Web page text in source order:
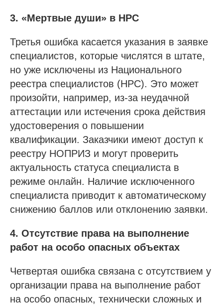
3. «Мертвые души» в НРС
Третья ошибка касается указания в заявке
специалистов, которые числятся в штате,
но уже исключены из Национального
реестра специалистов (НРС). Это может
произойти, например, из-за неудачной
аттестации или истечения срока действия
удостоверения о повышении
квалификации. Заказчики имеют доступ к
реестру НОПРИЗ и могут проверить
актуальность статуса специалиста в
режиме онлайн. Наличие исключенного
специалиста приводит к автоматическому
снижению баллов или отклонению заявки.
4. Отсутствие права на выполнение
работ на особо опасных объектах
Четвертая ошибка связана с отсутствием у
организации права на выполнение работ
на особо опасных, технически сложных и
sro@sro-nostroy-nopriz.ru
Проспект Обуховской обороны, д.271, лит.
«А», БЦ «Обуховъ-центр», оф. 1109
9:00 - 18:00 Пн-Пт
Сообщество в Telegram
@sro_nostroy_nopriz1